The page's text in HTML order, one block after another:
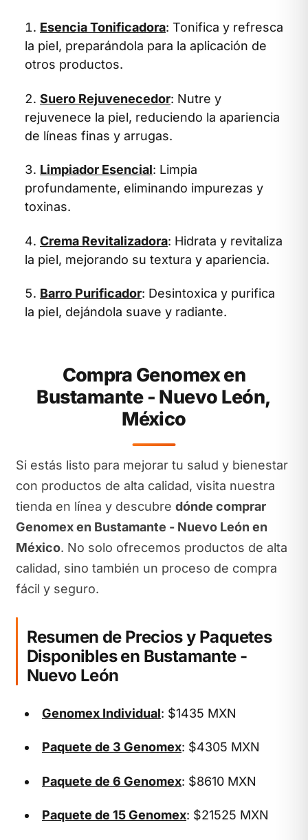
Esencia Tonificadora: Tonifica y refresca
la piel, preparándola para la aplicación de
otros productos.
Suero Rejuvenecedor: Nutre y
rejuvenece la piel, reduciendo la apariencia
de líneas finas y arrugas.
Limpiador Esencial: Limpia
profundamente, eliminando impurezas y
toxinas.
Crema Revitalizadora: Hidrata y revitaliza
la piel, mejorando su textura y apariencia.
Barro Purificador: Desintoxica y purifica
la piel, dejándola suave y radiante.
Compra Genomex en
Bustamante - Nuevo León,
México
Si estás listo para mejorar tu salud y bienestar
con productos de alta calidad, visita nuestra
tienda en línea y descubre dónde comprar
Genomex en Bustamante - Nuevo León en
México. No solo ofrecemos productos de alta
calidad, sino también un proceso de compra
fácil y seguro.
Resumen de Precios y Paquetes
Disponibles en Bustamante -
Nuevo León
Genomex Individual: $1435 MXN
Paquete de 3 Genomex: $4305 MXN
Paquete de 6 Genomex: $8610 MXN
Paquete de 15 Genomex: $21525 MXN